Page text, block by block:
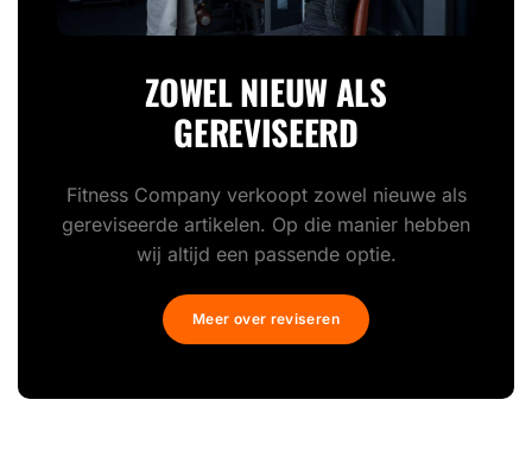
ZOWEL NIEUW ALS
GEREVISEERD
Fitness Company verkoopt zowel nieuwe als
gereviseerde artikelen. Op die manier hebben
wij altijd een passende optie.
Meer over reviseren